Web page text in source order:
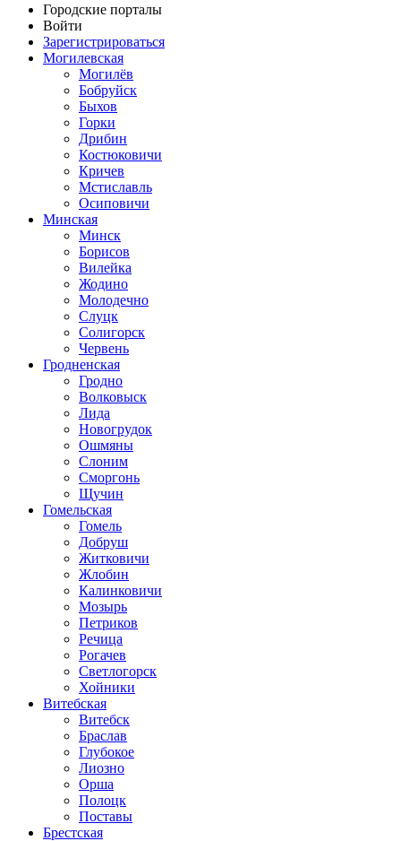
Городские порталы
Войти
Зарегистрироваться
Могилевская
Могилёв
Бобруйск
Быхов
Горки
Дрибин
Костюковичи
Кричев
Мстиславль
Осиповичи
Минская
Минск
Борисов
Вилейка
Жодино
Молодечно
Слуцк
Солигорск
Червень
Гродненская
Гродно
Волковыск
Лида
Новогрудок
Ошмяны
Слоним
Сморгонь
Щучин
Гомельская
Гомель
Добруш
Житковичи
Жлобин
Калинковичи
Мозырь
Петриков
Речица
Рогачев
Светлогорск
Хойники
Витебская
Витебск
Браслав
Глубокое
Лиозно
Орша
Полоцк
Поставы
Брестская